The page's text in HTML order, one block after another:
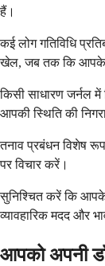
हैं।
कई लोग गतिविधि
खेल, जब तक कि आपके
किसी साधारण जर्नल
आपकी स्थिति की
तनाव प्रबंधन विशेष
पर विचार करें।
सुनिश्चित करें कि आपके
व्यावहारिक मदद और
आपको अपनी